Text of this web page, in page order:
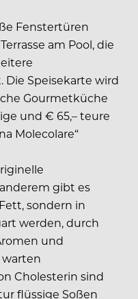
Fenstertüren
am Pool, die
Speisekarte wird
Gourmetküche
und € 65,– teure
Molecolare“
gibt es
sondern in
werden, durch
und
Cholesterin sind
flüssige Soßen